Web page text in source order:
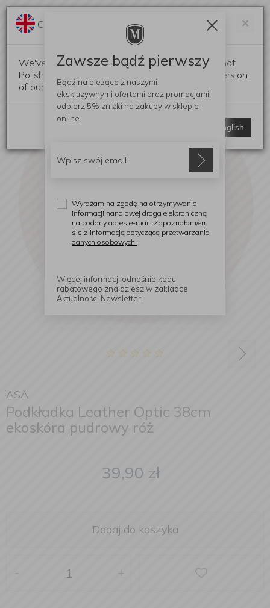
ASA
Podkładka Leather Optic 38cm
ekoskóra pudrowy róż
39,90 zł
Dodaj do koszyka
+
×
Change language?
We've detected that your browser language is not
Polish. Would you like to switch to the English version
of our website?
Switch to English
Zawsze bądź pierwszy
Bądź na bieżąco z naszymi
ekskluzywnymi ofertami oraz promocjami i
odbierz 5% zniżki na zakupy w sklepie
online.
Wyrażam na zgodę na otrzymywanie
informacji handlowej droga elektroniczną
na podany adres e-mail. Zapoznałam/em
się z informacją dotyczącą przetwarzania
danych osobowych.
Więcej informacji odnośnie kodu
rabatowego znajdziesz w zakładce
Aktualności Newsletter.